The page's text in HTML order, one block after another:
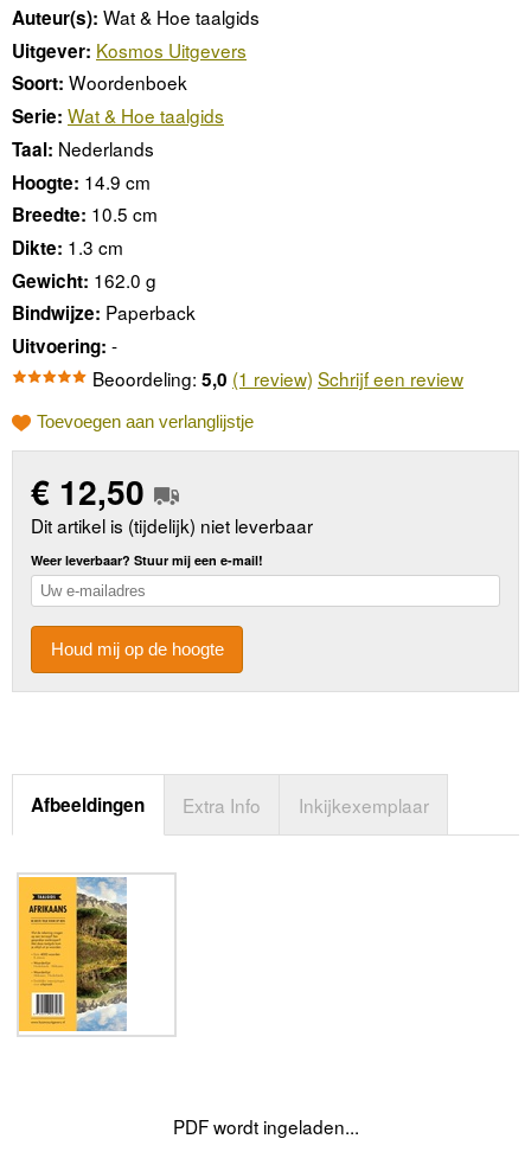
Auteur(s): Wat & Hoe taalgids
Uitgever: Kosmos Uitgevers
Soort: Woordenboek
Serie: Wat & Hoe taalgids
Taal: Nederlands
Hoogte: 14.9 cm
Breedte: 10.5 cm
Dikte: 1.3 cm
Gewicht: 162.0 g
Bindwijze: Paperback
Uitvoering: -
Beoordeling: 5,0 (1 review) Schrijf een review
Toevoegen aan verlanglijstje
€ 12,50
Dit artikel is (tijdelijk) niet leverbaar
Weer leverbaar? Stuur mij een e-mail!
Houd mij op de hoogte
Afbeeldingen Extra Info Inkijkexemplaar
PDF wordt ingeladen...